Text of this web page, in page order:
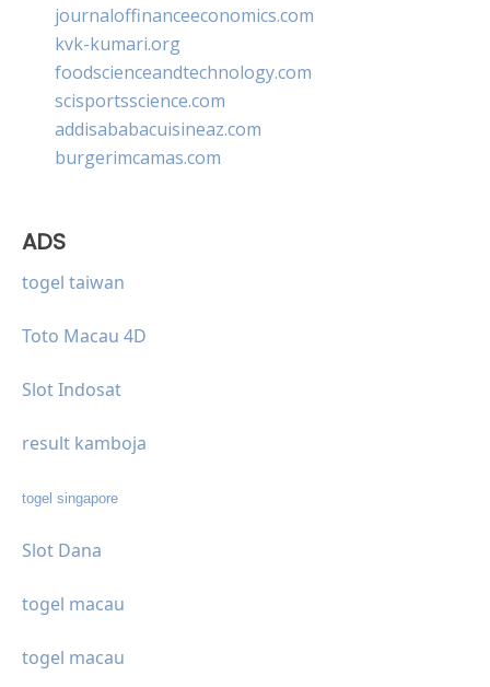
journaloffinanceeconomics.com
kvk-kumari.org
foodscienceandtechnology.com
scisportsscience.com
addisababacuisineaz.com
burgerimcamas.com
ADS
togel taiwan
Toto Macau 4D
Slot Indosat
result kamboja
togel singapore
Slot Dana
togel macau
togel macau